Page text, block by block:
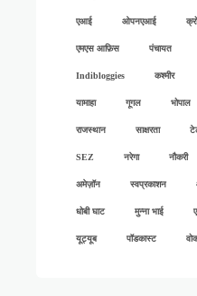
एआई ओपनएआई
एमएस आफ़िस पंचायत
Indibloggies कश्मीर
यामाहा गूगल भोपाल
राजस्थान साक्षरता
SEZ नरेगा नौकरी
अमेज़ॉन स्वप्रकाशन
धोबी घाट मुन्ना भाई
यूट्यूब पॉडकास्ट